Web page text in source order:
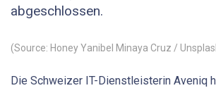
abgeschlossen.
(Source: Honey Yanibel Minaya Cruz /
Die Schweizer IT-Dienstleisterin Aveniq